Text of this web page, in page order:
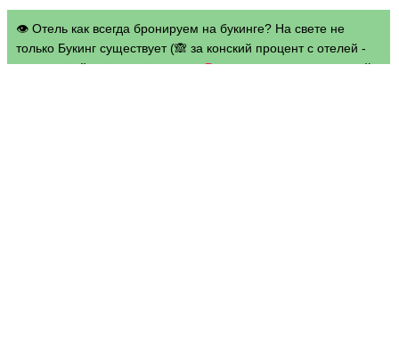
👁 Отель как всегда бронируем на букинге? На свете не
только Букинг существует (🙈 за конский процент с отелей -
платим мы!) я давно практикуюРумгуру, реально выгодней